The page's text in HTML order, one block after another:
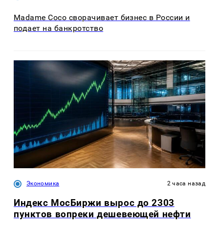
Madame Coco сворачивает бизнес в России и
подает на банкротство
Экономика 2 часа назад
Индекс МосБиржи вырос до 2303
пунктов вопреки дешевеющей нефти